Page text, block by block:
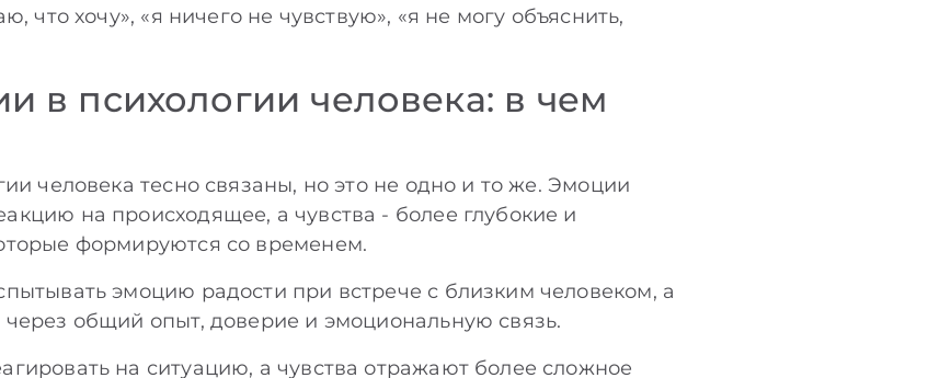
что хочу», «я ничего не чувствую», «я не могу объяснить,
в психологии человека: в чем
человека тесно связаны, но это не одно и то же. Эмоции
на происходящее, а чувства - более глубокие и
формируются со временем.
эмоцию радости при встрече с близким человеком, а
общий опыт, доверие и эмоциональную связь.
на ситуацию, а чувства отражают более сложное